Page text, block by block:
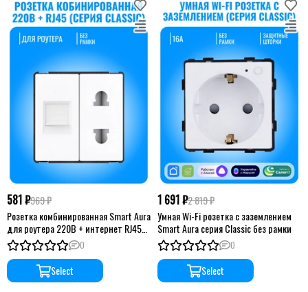
581 ₽969 ₽
Розетка комбинированная Smart Aura
для роутера 220В + интернет RJ45
серия Classic без рамки
0
Select
1 691 ₽2 819 ₽
Умная Wi-Fi розетка с заземлением
Smart Aura серия Classic без рамки
0
Select